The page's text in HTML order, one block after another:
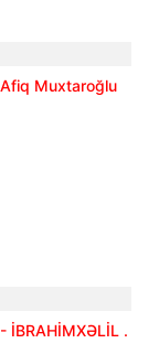
Muxtaroğlu
- İBRAHİMXƏLİL .